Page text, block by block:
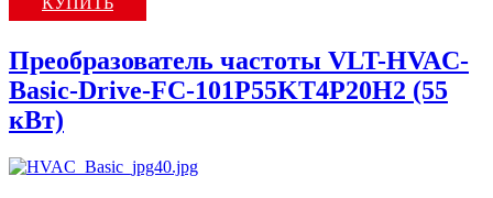
Преобразователь частоты VLT-HVAC-
Basic-Drive-FC-101P55KT4P20H2 (55
кВт)